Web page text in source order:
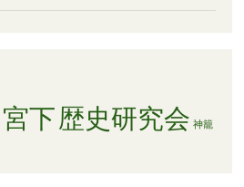
宮下歴史研究会 神籠